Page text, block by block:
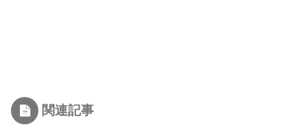
関連記事